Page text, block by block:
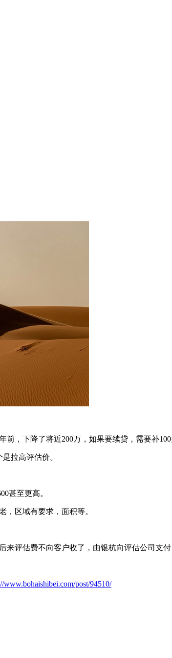
，下降了将近200万，如果要续贷，需要补100
拉高评估价。
甚至更高。
，区域有要求，面积等。
评估费不向客户收了，由银杭向评估公司支
www.bohaishibei.com/post/94510/